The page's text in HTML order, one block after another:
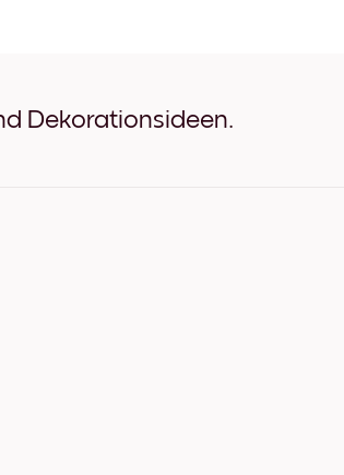
Golden Tree Breit Walnuss
Golden Tree Leinwand
Dekorationsideen.